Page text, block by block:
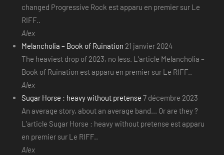
changed Progressive Rock est apparu en premier sur Le
RIFF..
Alex
Melancholia – Book of Ruination 21 janvier 2024
The heaviest drop of 2023, no less. L’article Melancholia –
Book of Ruination est apparu en premier sur Le RIFF..
Alex
Sugar Horse : heavy without pretense 7 décembre 2023
An average story, about an average band... Or are they ?
L’article Sugar Horse : heavy without pretense est apparu
en premier sur Le RIFF..
Alex